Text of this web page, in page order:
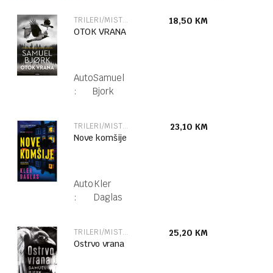
TRILERI/MISTERIJE
OTOK VRANA
Autor
:
Samuel
Bjork
18,50 KM
TRILERI/MISTERIJE
Nove komšije
Autor
:
Kler
Daglas
23,10 KM
TRILERI/MISTERIJE
Ostrvo vrana
25,20 KM